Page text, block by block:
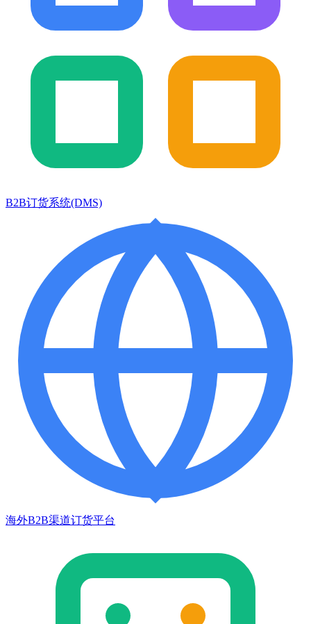
B2B订货系统(DMS)
海外B2B渠道订货平台